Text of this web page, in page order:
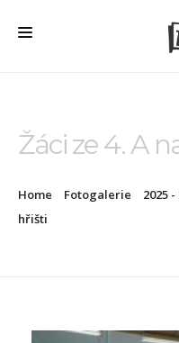
ŠD + ŠK
AKTUALITY
Žáci ze 4. A
Home Fotogalerie 2025 -
hřišti